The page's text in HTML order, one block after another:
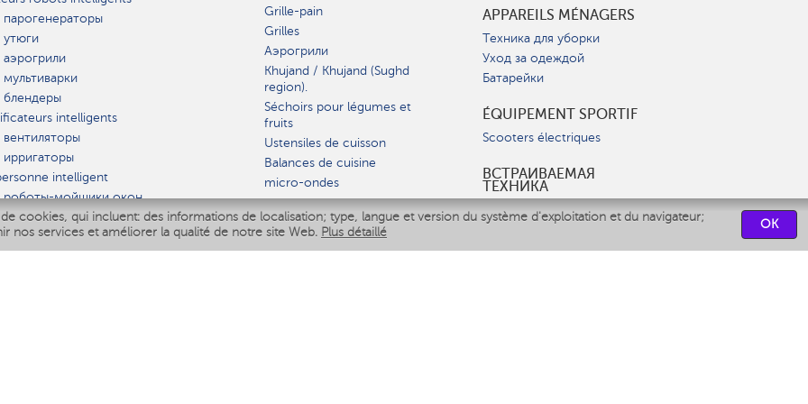
cookies, qui incluent: des informations de localisation; type, langue et version du système d'exploitation et du navigateur;
nos services et améliorer la qualité de notre site Web. Plus détaillé
OK
intelligents
intelligent
роботы-мойщики окон
intelligent
IQ Home
Grille-pain
Grilles
Аэрогрили
Khujand / Khujand (Sughd
region).
Séchoirs pour légumes et
fruits
Ustensiles de cuisson
Balances de cuisine
micro-ondes
VAISSELLE
APPAREILS MÉNAGERS
Техника для уборки
Уход за одеждой
Батарейки
ÉQUIPEMENT SPORTIF
Scooters électriques
ВСТРАИВАЕМАЯ
ТЕХНИКА
Вытяжки
Духовые шкафы